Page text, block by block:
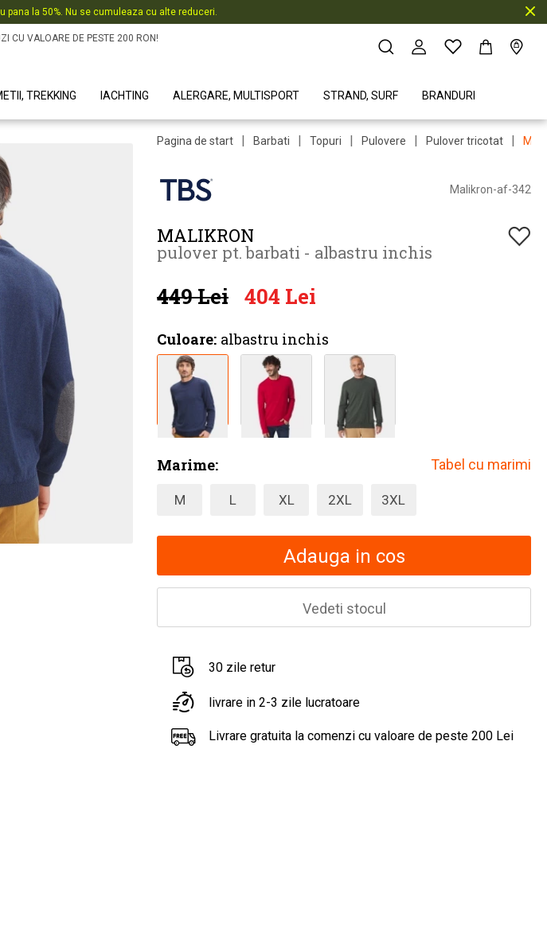
la 50%. Nu se cumuleaza cu alte reduceri.
CU VALOARE DE PESTE 200 RON!
TREKKING IACHTING ALERGARE, MULTISPORT STRAND, SURF BRANDURI
Pagina de start | Barbati | Topuri | Pulovere | Pulover tricotat |
Malikron-af-342
MALIKRON
pulover pt. barbati - albastru inchis
449 Lei 404 Lei
Culoare: albastru inchis
Marime: Tabel cu marimi
M L XL 2XL 3XL
Adauga in cos
Vedeti stocul
30 zile retur
livrare in 2-3 zile lucratoare
Livrare gratuita la comenzi cu valoare de peste 200 Lei